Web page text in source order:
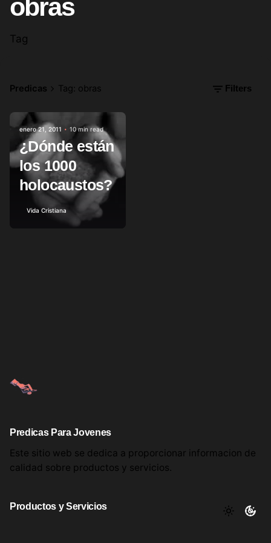
obras
Tag
Predicas Tag: obras Filters
Posted by
enero 21, 2011 10 min read
¿Dónde están
los 1000
holocaustos?
Vida Cristiana
Predicas Para Jovenes
Este sitio web se dedica a proporcionar informacion de
calidad sobre productos y servicios.
Productos y Servicios